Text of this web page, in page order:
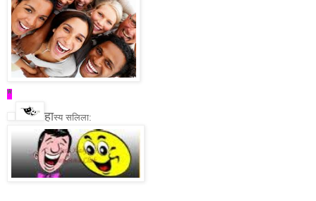
*
हास्य सलिला: